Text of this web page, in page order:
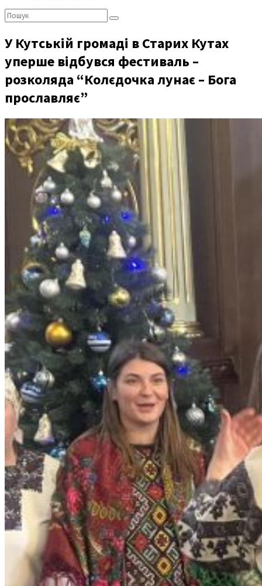
Пошук:
У Кутській громаді в Старих Кутах
уперше відбувся фестиваль –
розколяда “Колєдочка лунає – Бога
прославляє”